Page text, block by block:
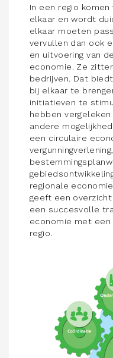
In een regio
elkaar en wordt
elkaar moeten
vervullen dan ook
en uitvoering van
economie. Ze
bedrijven. Dat
bij elkaar te
initiatieven te
hebben
andere
een circulaire
regionale
geeft een
een succesvolle
economie met een
regio.